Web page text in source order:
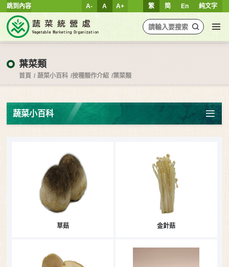
跳到內容 繁 简 En 純文字
A- A A+
葉菜類
首頁 蔬菜小百科 按種類作介紹 葉菜類
蔬菜小百科
草菇 金針菇